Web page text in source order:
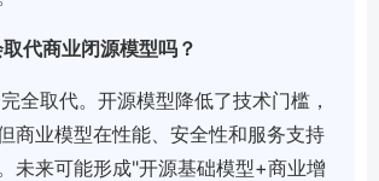
代商业闭源模型吗？
全取代。开源模型降低了技术门槛，
商业模型在性能、安全性和服务支持
未来可能形成"开源基础模型+商业增